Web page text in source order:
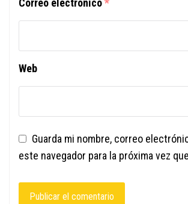
Correo electrónico*
Web
Guarda mi nombre, correo
este navegador para la próxima vez